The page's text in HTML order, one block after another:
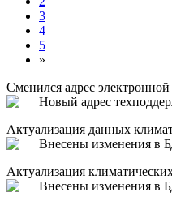
3
4
5
»
Сменился адрес
Новый адрес
Актуализация данных
Внесены изменения в
Актуализация
Внесены изменения в